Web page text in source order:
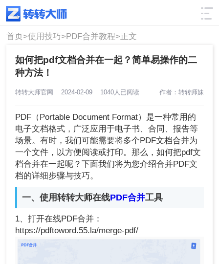
使用技巧 筛选
首页>使用技巧>PDF合并教程>正文
如何把pdf文档合并在一起？简单易操作的二
种方法！
转转大师官网 2024-02-09 1040人已阅读 作者：转转师妹
PDF（Portable Document Format）是一种常用的
电子文档格式，广泛应用于电子书、合同、报告等
场景。有时，我们可能需要将多个PDF文档合并为
一个文件，以方便阅读或打印。那么，如何把pdf文
档合并在一起呢？下面我们将为您介绍合并PDF文
档的详细步骤与技巧。
一、使用转转大师在线PDF合并工具
1、打开在线PDF合并：
https://pdftoword.55.la/merge-pdf/